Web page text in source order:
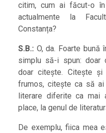
citim, cum ai făcut-o
actualmente la
Constanța?
S.B.: O, da. Foarte bună
simplu să-i spun: doar
doar citește. Citește
frumos, citește ca să
literare diferite ca
place, la genul de
De exemplu, fiica mea